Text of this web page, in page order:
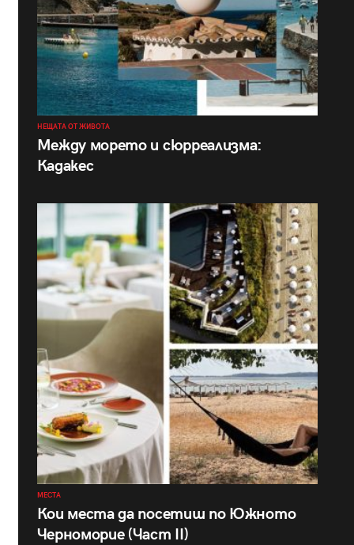
НЕЩАТА ОТ ЖИВОТА
Между морето и сюрреализма:
Кадакес
МЕСТА
Кои места да посетиш по Южното
Черноморие (Част II)